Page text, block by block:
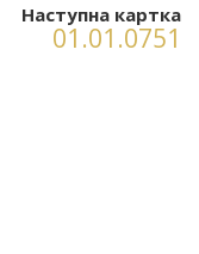
Наступна картка
01.01.0751